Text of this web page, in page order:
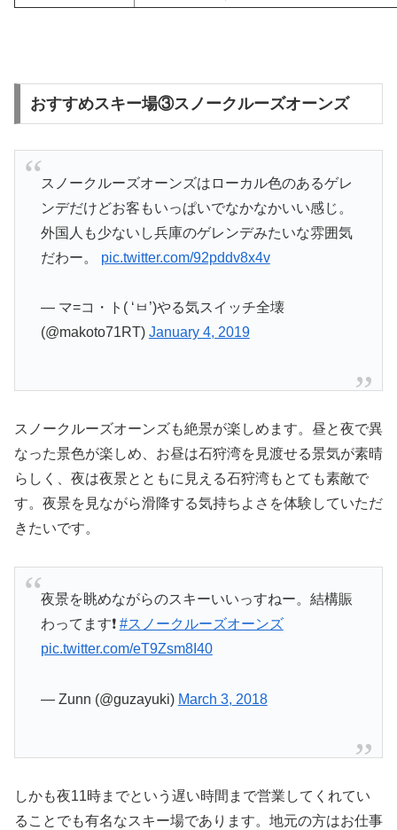
おすすめスキー場③スノークルーズオーンズ
スノークルーズオーンズはローカル色のあるゲレ
ンデだけどお客もいっぱいでなかなかいい感じ。
外国人も少ないし兵庫のゲレンデみたいな雰囲気
だわー。 pic.twitter.com/92pddv8x4v
— マ=コ・ト( ‘ㅂ’)やる気スイッチ全壊
(@makoto71RT) January 4, 2019
スノークルーズオーンズも絶景が楽しめます。昼と夜で異
なった景色が楽しめ、お昼は石狩湾を見渡せる景気が素晴
らしく、夜は夜景とともに見える石狩湾もとても素敵で
す。夜景を見ながら滑降する気持ちよさを体験していただ
きたいです。
夜景を眺めながらのスキーいいっすねー。結構賑
わってます❗️ #スノークルーズオーンズ
pic.twitter.com/eT9Zsm8I40
— Zunn (@guzayuki) March 3, 2018
しかも夜11時までという遅い時間まで営業してくれてい
ることでも有名なスキー場であります。地元の方はお仕事